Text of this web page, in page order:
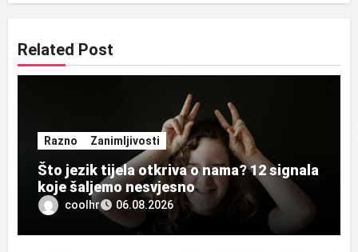
Related Post
Razno Zanimljivosti
Što jezik tijela otkriva o nama? 12 signala
koje šaljemo nesvjesno
coolhr 06.08.2026